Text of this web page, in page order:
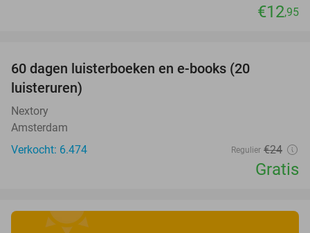
€12,95
60 dagen luisterboeken en e-books (20
luisteruren)
Nextory
Amsterdam
Verkocht: 6.474
Regulier €24
Gratis